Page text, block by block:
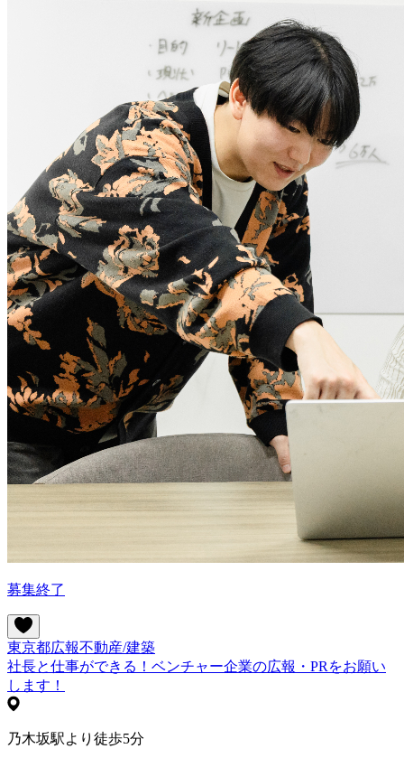
募集終了
東京都広報不動産/建築
社長と仕事ができる！ベンチャー企業の広報・PRをお願い
します！
乃木坂駅より徒歩5分